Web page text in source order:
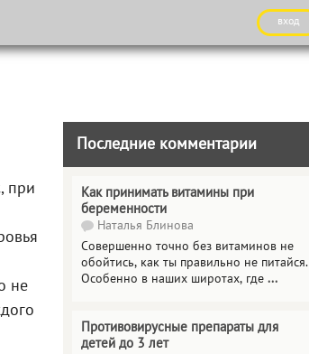
вход
при
не
Последние комментарии
Как принимать витамины при
беременности
Наталья Блинова
Совершенно точно без витаминов не
обойтись, как ты правильно не питайся.
Особенно в наших широтах, где ...
Противовирусные препараты для
детей до 3 лет